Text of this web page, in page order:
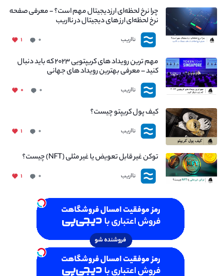
چرا نرخ لحظه‌ای ارزدیجیتال مهم است؟ - معرفی صفحه
نرخ لحظه‌ای ارز های دیجیتال در نااریب
نااریب ۰ ۱
مهم ترین رویداد های کریپتویی ۲۰۲۳ که باید دنبال
کنید – معرفی بهترین رویداد های جهانی
نااریب ۰ ۰
کیف پول کریپتو چیست؟
نااریب ۰ ۱
توکن غیر قابل تعویض یا غیر مثلی (NFT) چیست؟
نااریب ۰ ۱